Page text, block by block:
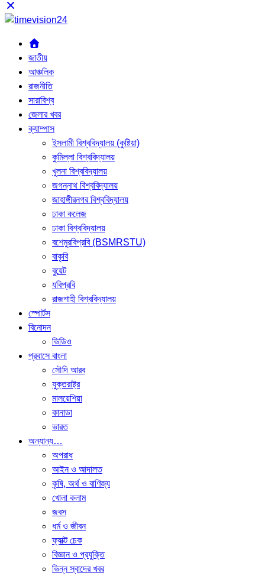
জাতীয়
আঞ্চলিক
রাজনীতি
সারাবিশ্ব
জেলার খবর
ক্যাম্পাস
ইসলামী বিশ্ববিদ্যালয় (কুষ্টিয়া)
কুমিল্লা বিশ্ববিদ্যালয়
খুলনা বিশ্ববিদ্যালয়
জগন্নাথ বিশ্ববিদ্যালয়
জাহাঙ্গীরনগর বিশ্ববিদ্যালয়
ঢাকা কলেজ
ঢাকা বিশ্ববিদ্যালয়
বশেমুরবিপ্রবি (BSMRSTU)
বাকৃবি
বুয়েট
যবিপ্রবি
রাজশাহী বিশ্ববিদ্যালয়
স্পোর্টস
বিনোদন
ভিডিও
প্রবাসে বাংলা
সৌদি আরব
যুক্তরাষ্ট্র
মালয়েশিয়া
কানাডা
ভারত
অন্যান্য…
অপরাধ
আইন ও আদালত
কৃষি, অর্থ ও বাণিজ্য
খোলা কলাম
জবস
ধর্ম ও জীবন
ফ্যাক্ট চেক
বিজ্ঞান ও প্রযুক্তি
ভিন্ন স্বাদের খবর